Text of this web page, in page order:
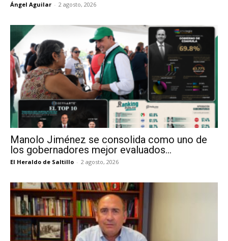
Ángel Aguilar - 2 agosto, 2026
Manolo Jiménez se consolida como uno de
los gobernadores mejor evaluados...
El Heraldo de Saltillo - 2 agosto, 2026